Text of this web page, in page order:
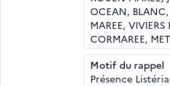
OCEAN, BLANC,
MAREE,
CORMAREE,
Motif du rappel
Présence